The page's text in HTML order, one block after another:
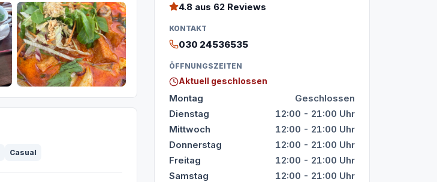
Casual
4.8 aus 62 Reviews
KONTAKT
030 24536535
ÖFFNUNGSZEITEN
Aktuell geschlossen
Montag
Geschlossen
Dienstag
12:00 - 21:00 Uhr
Mittwoch
12:00 - 21:00 Uhr
Donnerstag
12:00 - 21:00 Uhr
Freitag
12:00 - 21:00 Uhr
Samstag
12:00 - 21:00 Uhr